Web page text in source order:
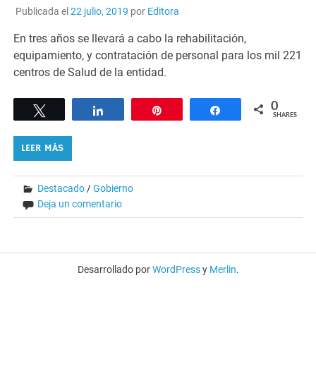
Publicada el 22 julio, 2019 por Editora
En tres años se llevará a cabo la rehabilitación,
equipamiento, y contratación de personal para los mil 221
centros de Salud de la entidad.
Share 0
SHARES
LEER MÁS
Destacado /Gobierno
Deja un comentario
Desarrollado porWordPressy Merlin.